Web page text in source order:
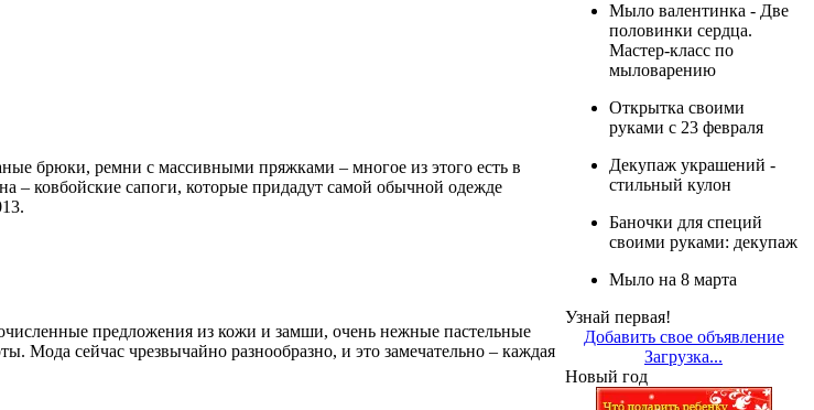
брюки, ремни с массивными пряжками – многое из этого есть в
– ковбойские сапоги, которые придадут самой обычной одежде
предложения из кожи и замши, очень нежные пастельные
Мода сейчас чрезвычайно разнообразно, и это замечательно – каждая
Мыло валентинка - Две
половинки сердца.
Мастер-класс по
мыловарению
Открытка своими
руками с 23 февраля
Декупаж украшений -
стильный кулон
Баночки для специй
своими руками: декупаж
Мыло на 8 марта
Узнай первая!
Добавить свое объявление
Загрузка...
Новый год